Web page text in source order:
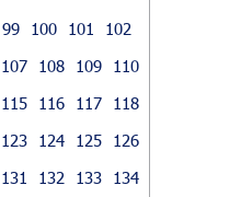
99 100 101
102
107 108 109
110
115 116 117
118
123 124 125
126
131 132 133
134